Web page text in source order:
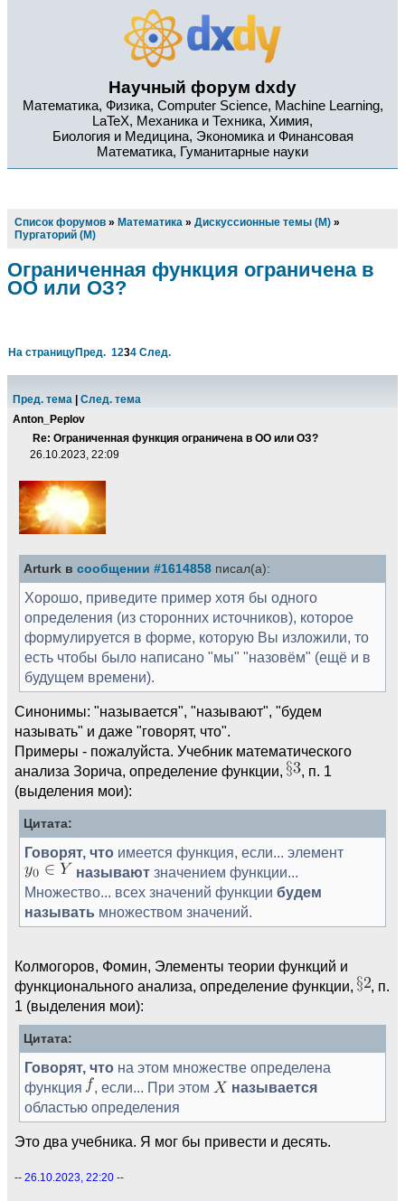
Научный форум dxdy
Математика, Физика, Computer Science, Machine Learning,
LaTeX, Механика и Техника, Химия,
Биология и Медицина, Экономика и Финансовая
Математика, Гуманитарные науки
Список форумов » Математика » Дискуссионные темы (М) »
Пургаторий (М)
Ограниченная функция ограничена в
ОО или ОЗ?
На страницуПред. 1234 След.
Пред. тема
След. тема
Anton_Peplov
Re: Ограниченная функция ограничена в ОО или ОЗ?
26.10.2023, 22:09
Arturk в сообщении #1614858 писал(а):
Хорошо, приведите пример хотя бы одного
определения (из сторонних источников), которое
формулируется в форме, которую Вы изложили, то
есть чтобы было написано "мы" "назовём" (ещё и в
будущем времени).
Синонимы: "называется", "называют", "будем
называть" и даже "говорят, что".
Примеры - пожалуйста. Учебник математического
анализа Зорича, определение функции,
, п. 1
(выделения мои):
Цитата:
Говорят, что имеется функция, если... элемент
называют значением функции...
Множество... всех значений функции будем
называть множеством значений.
Колмогоров, Фомин, Элементы теории функций и
функционального анализа, определение функции,
, п.
1 (выделения мои):
Цитата:
Говорят, что на этом множестве определена
функция
, если... При этом
называется
областью определения
Это два учебника. Я мог бы привести и десять.
-- 26.10.2023, 22:20 --